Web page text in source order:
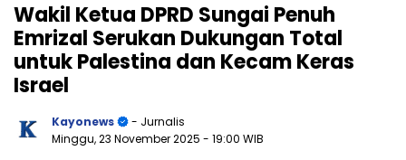
Wakil Ketua DPRD Sungai Penuh
Emrizal Serukan Dukungan Total
untuk Palestina dan Kecam Keras
Israel
Kayonews
- Jurnalis
Minggu, 23 November 2025 - 19:00 WIB